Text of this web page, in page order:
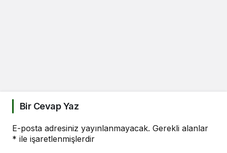
Bir Cevap Yaz
E-posta adresiniz yayınlanmayacak. Gerekli alanlar
* ile işaretlenmişlerdir